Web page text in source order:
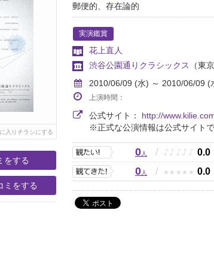
入りチラシにする
をする
ミをする
郵便的、存在論的
実演鑑賞
花上直人
渋谷公園通りクラシックス
（東
2010/06/09 (水) ～ 2010/06/09 (
上演時間：
公式サイト： http://
※正式な公演情報は公式サイトで
0人 / ♪ ♪ ♪ ♪ ♪ 0.0
0人 / ★ ★ ★ ★ ★ 0.0